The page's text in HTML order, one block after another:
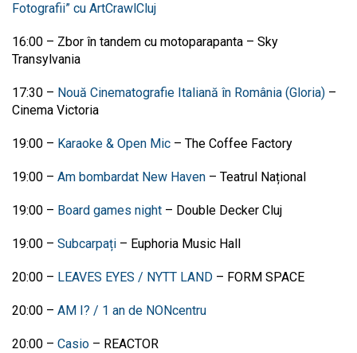
Fotografii” cu ArtCrawlCluj
16:00 – Zbor în tandem cu motoparapanta – Sky
Transylvania
17:30 – Nouă Cinematografie Italiană în România (Gloria) –
Cinema Victoria
19:00 – Karaoke & Open Mic – The Coffee Factory
19:00 – Am bombardat New Haven – Teatrul Național
19:00 – Board games night – Double Decker Cluj
19:00 – Subcarpați – Euphoria Music Hall
20:00 – LEAVES EYES / NYTT LAND – FORM SPACE
20:00 – AM I? / 1 an de NONcentru
20:00 – Casio – REACTOR